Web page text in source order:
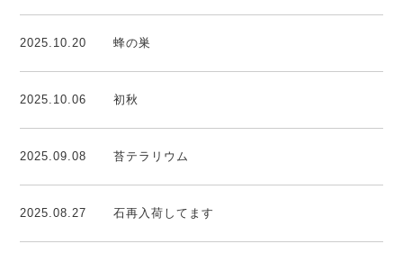
2025.10.20 蜂の巣
2025.10.06 初秋
2025.09.08 苔テラリウム
2025.08.27 石再入荷してます